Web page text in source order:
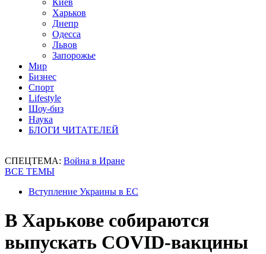
Киев
Харьков
Днепр
Одесса
Львов
Запорожье
Мир
Бизнес
Спорт
Lifestyle
Шоу-биз
Наука
БЛОГИ ЧИТАТЕЛЕЙ
СПЕЦТЕМА: Война в Иране
ВСЕ ТЕМЫ
Вступление Украины в ЕС
В Харькове собираются
выпускать COVID-вакцины